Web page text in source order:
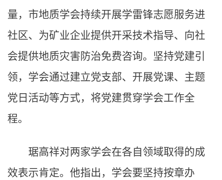
量，市地质学会持续开展学雷锋志愿服务进
社区、为矿业企业提供开采技术指导、向社
会提供地质灾害防治免费咨询。坚持党建引
领，学会通过建立党支部、开展党课、主题
党日活动等方式，将党建贯穿学会工作全
程。
琚高祥对两家学会在各自领域取得的成
效表示肯定。他指出，学会要坚持按章办